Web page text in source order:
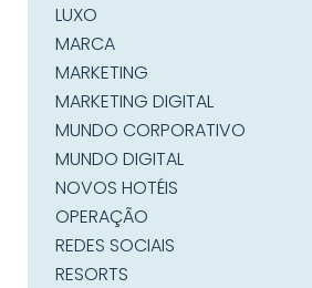
LUXO
MARCA
MARKETING
MARKETING DIGITAL
MUNDO CORPORATIVO
MUNDO DIGITAL
NOVOS HOTÉIS
OPERAÇÃO
REDES SOCIAIS
RESORTS